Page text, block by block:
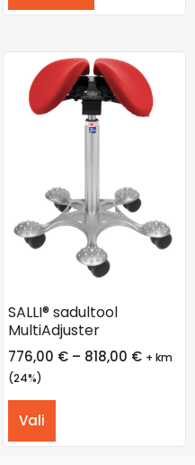
SALLI® sadultool
MultiAdjuster
776,00 € – 818,00 € + km
(24%)
Vali